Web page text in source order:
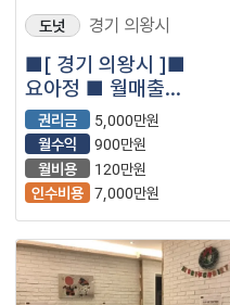
도넛 경기 의왕시
■[ 경기 의왕시 ]■
요아정 ■ 월매출
3000만원 나오는매장
나왔습니다.■
권리금
5,000만원
월수익
900만원
월비용
120만원
인수비용 7,000만원